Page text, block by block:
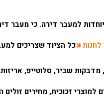
למעבר דירה. כי מעבר
לחנות🡾כל הציוד שצריכים
מדבקות שביר, סלוטייפ,
למוצרי זכוכית, מחירים